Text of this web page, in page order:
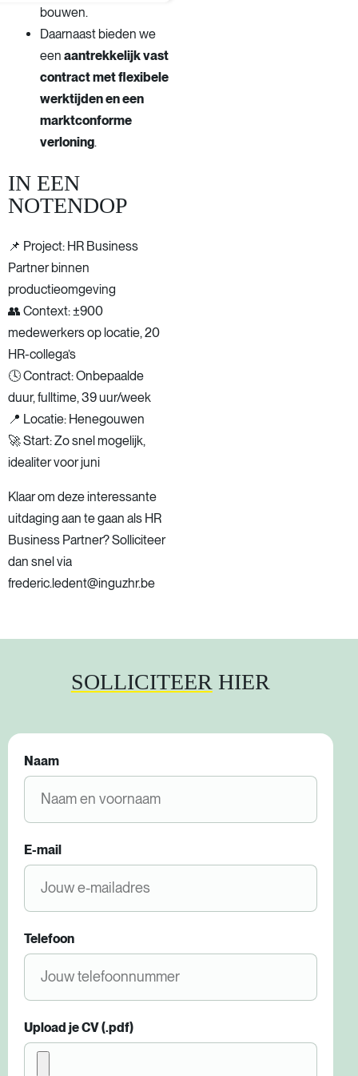
bouwen.
Daarnaast bieden we
een aantrekkelijk vast
contract met flexibele
werktijden en een
marktconforme
verloning.
IN EEN
NOTENDOP
📌 Project: HR Business
Partner binnen
productieomgeving
👥 Context: ±900
medewerkers op locatie, 20
HR-collega’s
🕓 Contract: Onbepaalde
duur, fulltime, 39 uur/week
📍 Locatie: Henegouwen
🚀 Start: Zo snel mogelijk,
idealiter voor juni
Klaar om deze interessante
uitdaging aan te gaan als HR
Business Partner? Solliciteer
dan snel via
frederic.ledent@inguzhr.be
SOLLICITEER HIER
Naam
E-mail
Telefoon
Upload je CV (.pdf)